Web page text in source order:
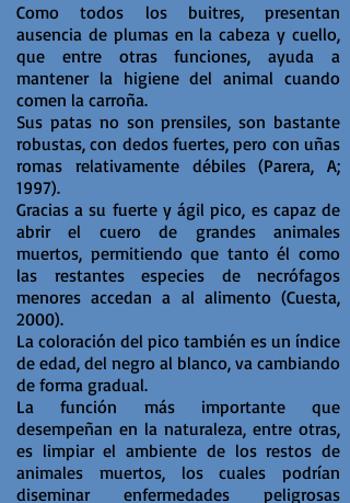
Como todos los buitres, presentan
ausencia de plumas en la cabeza y cuello,
que entre otras funciones, ayuda a
mantener la higiene del animal cuando
comen la carroña.
Sus patas no son prensiles, son bastante
robustas, con dedos fuertes, pero con uñas
romas relativamente débiles (Parera, A;
1997).
Gracias a su fuerte y ágil pico, es capaz de
abrir el cuero de grandes animales
muertos, permitiendo que tanto él como
las restantes especies de necrófagos
menores accedan a al alimento (Cuesta,
2000).
La coloración del pico también es un índice
de edad, del negro al blanco, va cambiando
de forma gradual.
La función más importante que
desempeñan en la naturaleza, entre otras,
es limpiar el ambiente de los restos de
animales muertos, los cuales podrían
diseminar enfermedades peligrosas